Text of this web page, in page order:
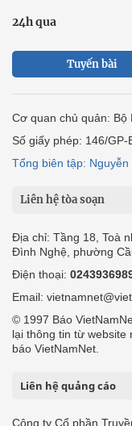
24h qua
Tuyến bài
Cơ quan chủ quản: Bộ
Số giấy phép: 146/
Tổng biên tập: Nguyễn
Liên hệ tòa soạn
Địa chỉ: Tầng 18, Toà
Đình Nghệ, phường
Điện thoại:
Email:
© 1997 Báo
lại thông tin từ website
báo VietNamNet.
Liên hệ quảng cáo
Công ty Cổ phần